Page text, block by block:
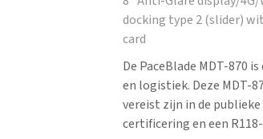
docking type 2 (slider)
card
De PaceBlade MDT-870
en logistiek. Deze MDT-
vereist zijn in de
certificering en een